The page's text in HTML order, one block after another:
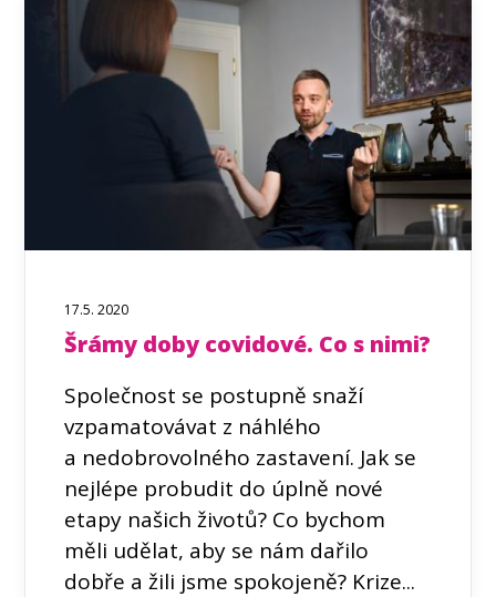
17.5. 2020
Šrámy doby covidové. Co s nimi?
Společnost se postupně snaží
vzpamatovávat z náhlého
a nedobrovolného zastavení. Jak se
nejlépe probudit do úplně nové
etapy našich životů? Co bychom
měli udělat, aby se nám dařilo
dobře a žili jsme spokojeně? Krize...